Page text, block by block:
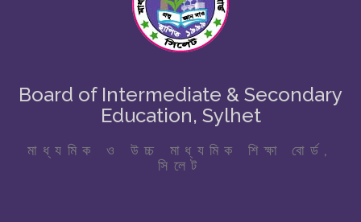
Board of Intermediate & Secondary
Education, Sylhet
মাধ্যমিক ও উচ্চ মাধ্যমিক শিক্ষা বোর্ড,
সিলেট